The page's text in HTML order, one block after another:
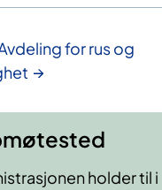
for rus og
holder til i